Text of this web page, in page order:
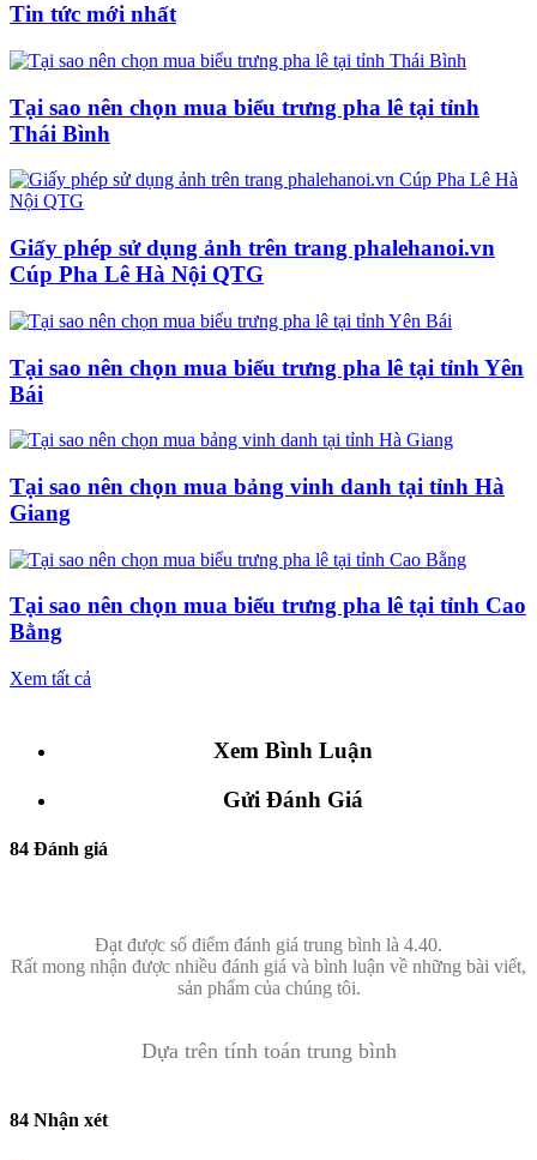
Tin tức mới nhất
Tại sao nên chọn mua biểu trưng pha lê tại tỉnh
Thái Bình
Giấy phép sử dụng ảnh trên trang phalehanoi.vn
Cúp Pha Lê Hà Nội QTG
Tại sao nên chọn mua biểu trưng pha lê tại tỉnh Yên
Bái
Tại sao nên chọn mua bảng vinh danh tại tỉnh Hà
Giang
Tại sao nên chọn mua biểu trưng pha lê tại tỉnh Cao
Bằng
Xem tất cả
Xem Bình Luận
Gửi Đánh Giá
84 Đánh giá
Đạt được số điểm đánh giá trung bình là 4.40.
Rất mong nhận được nhiều đánh giá và bình luận về những bài viết,
sản phẩm của chúng tôi.
Dựa trên tính toán trung bình
84 Nhận xét